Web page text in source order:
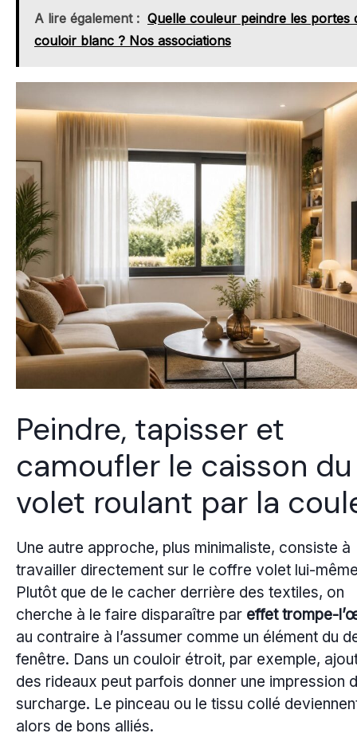
A lire également : Quelle couleur peindre les portes
couloir blanc ? Nos associations
Peindre, tapisser et
camoufler le caisson du
volet roulant par la
Une autre approche, plus minimaliste, consiste à
travailler directement sur le coffre volet lui-
Plutôt que de le cacher derrière des textiles, on
cherche à le faire disparaître par effet trompe-
au contraire à l’assumer comme un élément du
fenêtre. Dans un couloir étroit, par exemple,
des rideaux peut parfois donner une impression
surcharge. Le pinceau ou le tissu collé
alors de bons alliés.